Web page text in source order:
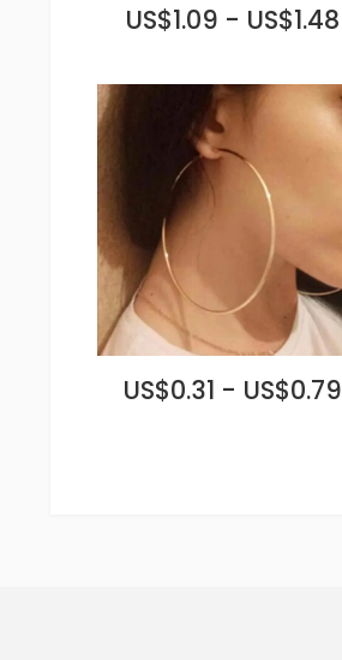
US$1.09 - US$1.48
US$0.31 - US$0.79